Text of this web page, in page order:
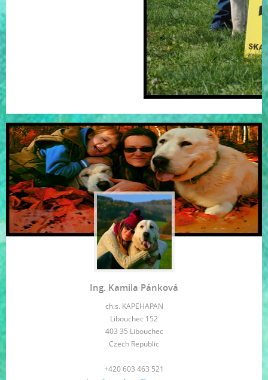
Ing. Kamila Pánková
ch.s. KAPEHAPAN
Libouchec 152
403 35 Libouchec
Czech Republic
+420 603 463 521